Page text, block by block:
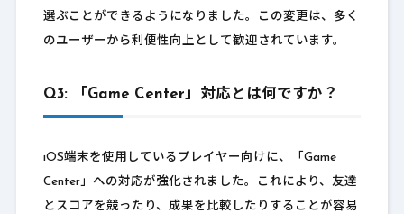
選ぶことができるようになりました。この変更は、多く
のユーザーから利便性向上として歓迎されています。
Q3: 「Game Center」対応とは何ですか？
iOS端末を使用しているプレイヤー向けに、「Game
Center」への対応が強化されました。これにより、友達
とスコアを競ったり、成果を比較したりすることが容易